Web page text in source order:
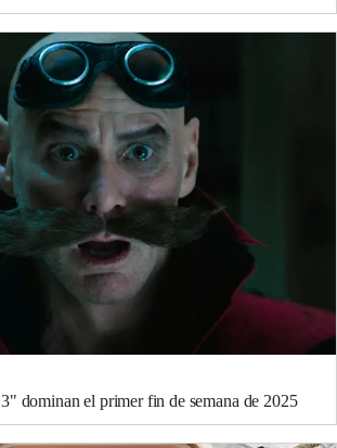
dominan el primer fin de semana de 2025